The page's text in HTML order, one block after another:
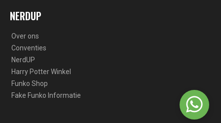
NERDUP
Over ons
Conventies
NerdUP
Harry Potter Winkel
Funko Shop
Fake Funko Informatie